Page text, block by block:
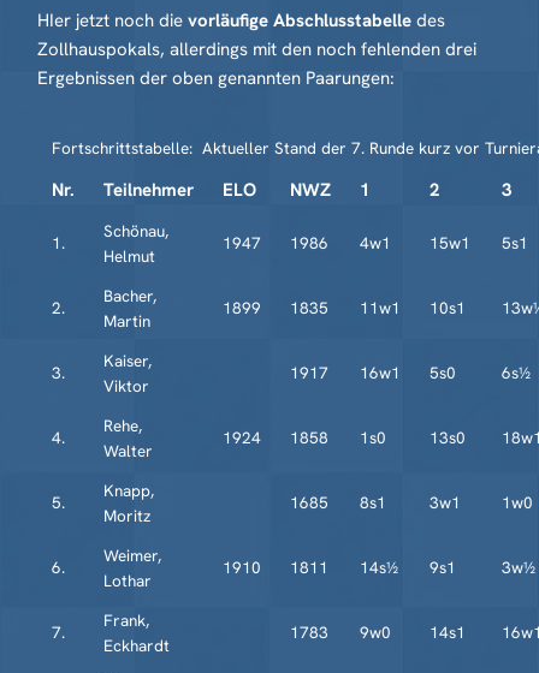
HIer jetzt noch die vorläufige Abschlusstabelle des
Zollhauspokals, allerdings mit den noch fehlenden drei
Ergebnissen der oben genannten Paarungen:
Fortschrittstabelle: Aktueller Stand der 7. Runde kurz vor
Nr. Teilnehmer ELO NWZ 1 2 3
1.
Schönau,
Helmut
1947 1986 4w1 15w1 5s1
2.
Bacher,
Martin
1899 1835 11w1 10s1
3.
Kaiser,
Viktor
1917 16w1 5s0 6s½
4.
Rehe,
Walter
1924 1858 1s0 13s0
5.
Knapp,
Moritz
1685 8s1 3w1 1w0
6.
Weimer,
Lothar
1910 1811 14s½ 9s1 3w½
7.
Frank,
Eckhardt
1783 9w0 14s1